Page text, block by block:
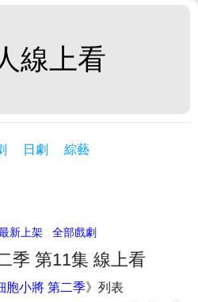
線上看
日劇 綜藝
新上架 全部戲劇
季 第11集 線上看
胞小將 第二季》列表